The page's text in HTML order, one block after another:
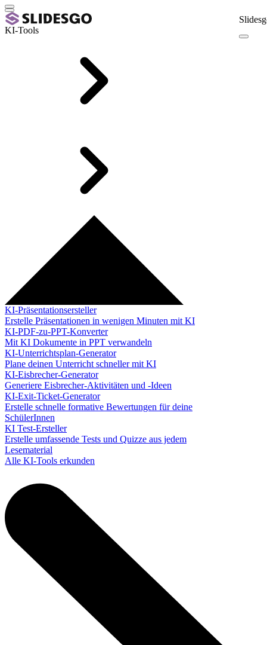
KI-Tools
KI-Präsentationsersteller
Erstelle Präsentationen in wenigen Minuten mit KI
KI-PDF-zu-PPT-Konverter
Mit KI Dokumente in PPT verwandeln
KI-Unterrichtsplan-Generator
Plane deinen Unterricht schneller mit KI
KI-Eisbrecher-Generator
Generiere Eisbrecher-Aktivitäten und -Ideen
KI-Exit-Ticket-Generator
Erstelle schnelle formative Bewertungen für deine
SchülerInnen
KI Test-Ersteller
Erstelle umfassende Tests und Quizze aus jedem
Lesematerial
Alle KI-Tools erkunden